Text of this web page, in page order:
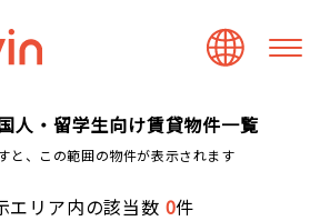
人・留学生向け賃貸物件一覧
と、この範囲の物件が表示されます
エリア内の該当数 0件